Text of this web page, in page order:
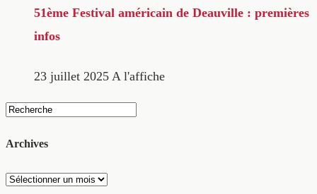
51ème Festival américain de Deauville : premières
infos
23 juillet 2025 A l'affiche
Archives
Archives